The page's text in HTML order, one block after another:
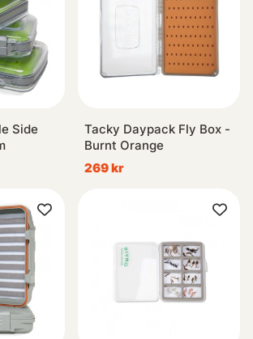
Side
Tacky Daypack Fly Box -
Burnt Orange
269 kr